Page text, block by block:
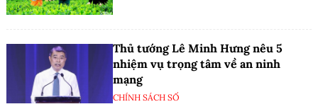
Thủ tướng Lê Minh Hưng nêu 5
nhiệm vụ trọng tâm về an ninh
mạng
CHÍNH SÁCH SỐ